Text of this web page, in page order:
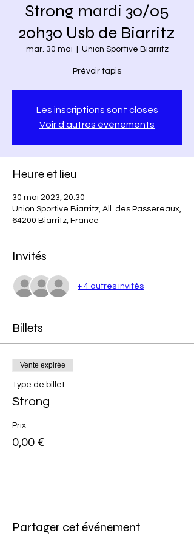
Strong mardi 30/05
20h30 Usb de Biarritz
mar. 30 mai Union Sportive Biarritz
Prévoir tapis
Les inscriptions sont closes
Voir d'autres événements
Heure et lieu
30 mai 2023, 20:30
Union Sportive Biarritz, All. des Passereaux,
64200 Biarritz, France
Invités
+ 4 autres invités
Billets
Vente expirée
Type de billet
Strong
Prix
0,00 €
Partager cet événement